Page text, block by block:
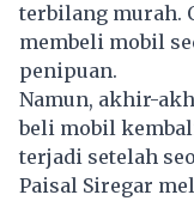
terbilang murah.
membeli mobil
penipuan.
Namun, akhir-
beli mobil
terjadi setelah
Paisal Siregar